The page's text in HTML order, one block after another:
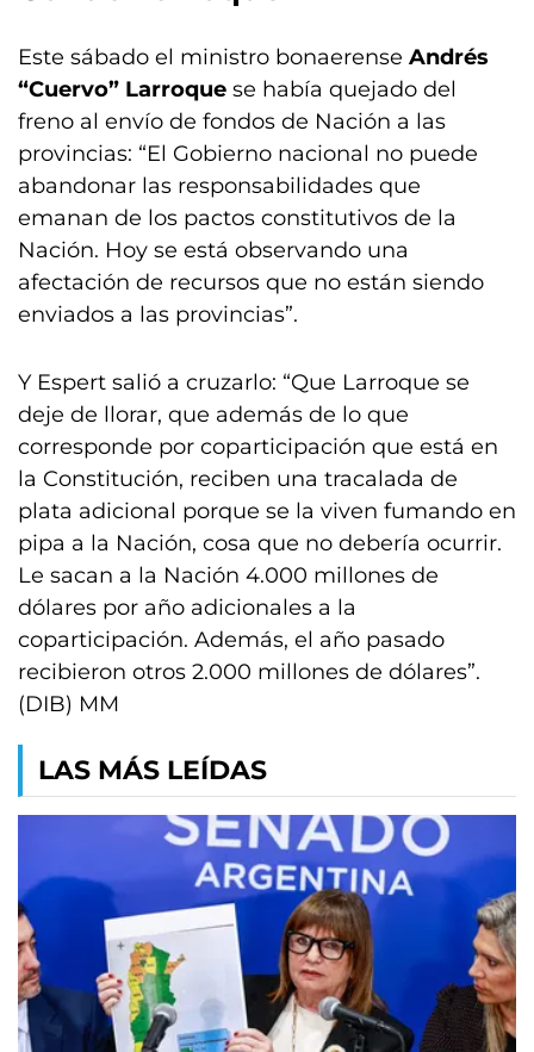
Este sábado el ministro bonaerense Andrés
“Cuervo” Larroque se había quejado del
freno al envío de fondos de Nación a las
provincias: “El Gobierno nacional no puede
abandonar las responsabilidades que
emanan de los pactos constitutivos de la
Nación. Hoy se está observando una
afectación de recursos que no están siendo
enviados a las provincias”.
Y Espert salió a cruzarlo: “Que Larroque se
deje de llorar, que además de lo que
corresponde por coparticipación que está en
la Constitución, reciben una tracalada de
plata adicional porque se la viven fumando en
pipa a la Nación, cosa que no debería ocurrir.
Le sacan a la Nación 4.000 millones de
dólares por año adicionales a la
coparticipación. Además, el año pasado
recibieron otros 2.000 millones de dólares”.
(DIB) MM
LAS MÁS LEÍDAS